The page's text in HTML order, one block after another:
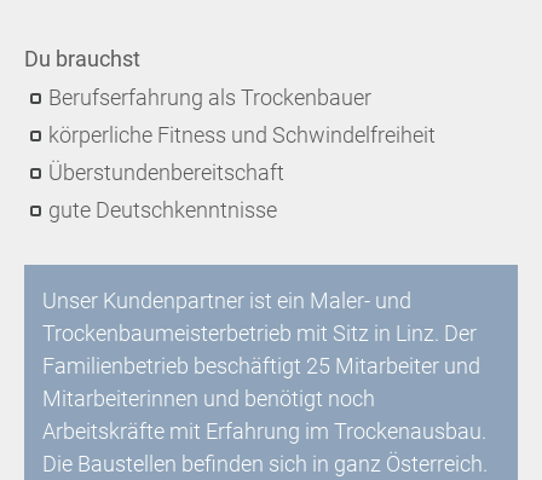
Du brauchst
Berufserfahrung als Trockenbauer
körperliche Fitness und Schwindelfreiheit
Überstundenbereitschaft
gute Deutschkenntnisse
Unser Kundenpartner ist ein Maler- und
Trockenbaumeisterbetrieb mit Sitz in Linz. Der
Familienbetrieb beschäftigt 25 Mitarbeiter und
Mitarbeiterinnen und benötigt noch
Arbeitskräfte mit Erfahrung im Trockenausbau.
Die Baustellen befinden sich in ganz Österreich.